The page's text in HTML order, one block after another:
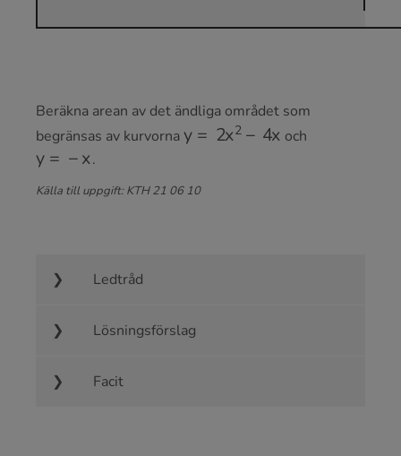
Beräkna arean av det ändliga området som
begränsas av kurvorna
y=2x2−4x
och
y=−x
.
Källa till uppgift: KTH 21 06 10
Ledtråd
Lösningsförslag
Facit